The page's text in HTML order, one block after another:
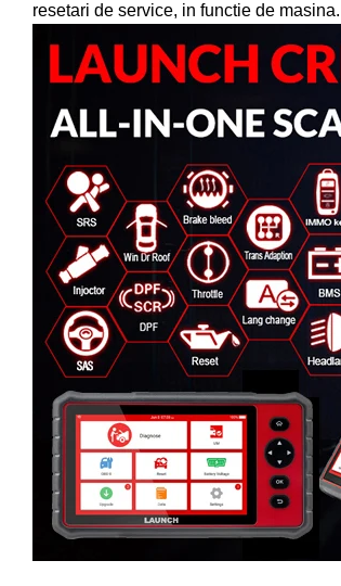
resetari de service, in functie de masina.